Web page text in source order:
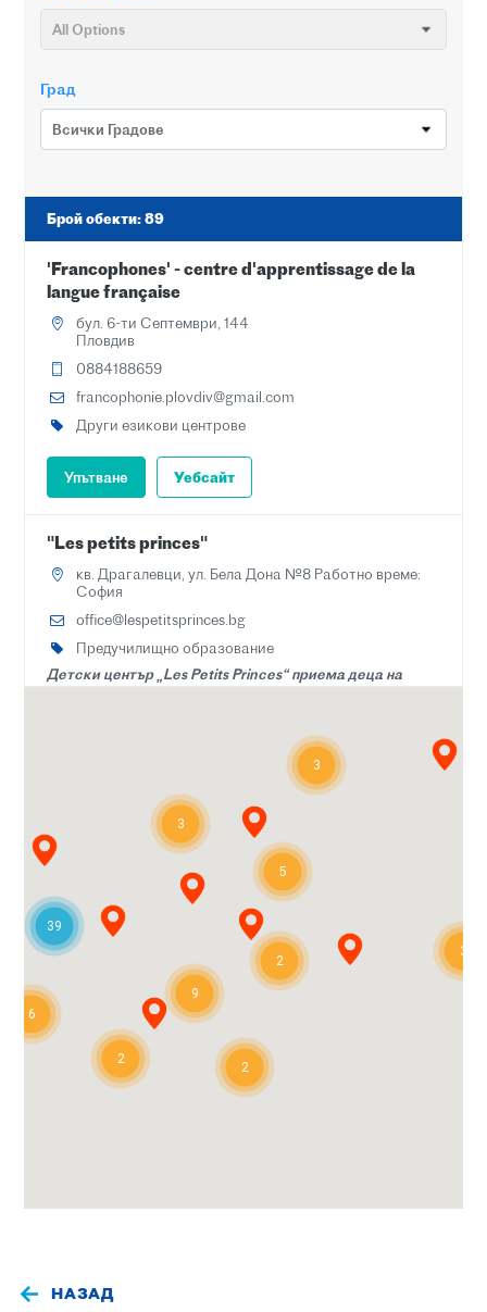
All Options
Град
Всички Градове
Брой обекти:89
'Francophones' - centre d'apprentissage de la
langue française
бул. 6-ти Септември, 144
Пловдив
0884188659
francophonie.plovdiv@gmail.com
Други езикови центрове
Упътване Уебсайт
"Les petits princes"
кв. Драгалевци, ул. Бела Дона №8 Работно време:
София
office@lespetitsprinces.bg
Предучилищно образование
Детски център „Les Petits Princes“ приема деца на
възраст от 2 до 6 години. Детската градина използва
Уебсайт
118. СУ "АКАДЕМИК ЛЮДМИЛ СТОЯНОВ"
жк “Младост 1”, бул.”Цариградско шосе” ул. „д-р
Стоян Чомаков“ 6
София, 1750
Български училища
Друго учебно заведение, където френският език
се преподава като първи чужд език и/или втори
чужд език
Упътване Уебсайт
френски език
9
39
6
3
5
3
2
2
3
2
НАЗАД